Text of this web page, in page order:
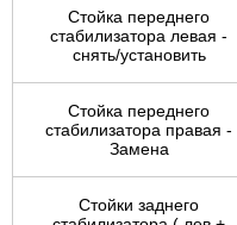
Стойка переднего
стабилизатора левая -
снять/установить
Стойка переднего
стабилизатора правая -
Замена
Стойки заднего